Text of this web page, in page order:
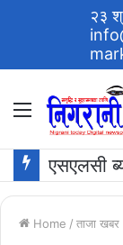
२३
Menu
Home / ताजा खबर